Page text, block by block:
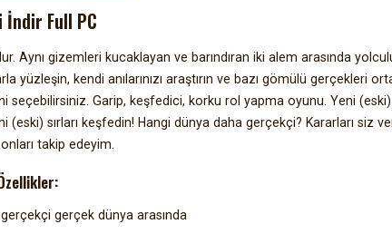
İndir Full PC
Aynı gizemleri kucaklayan ve barındıran iki alem arasında
yüzleşin, kendi anılarınızı araştırın ve bazı gömülü gerçekleri
seçebilirsiniz. Garip, keşfedici, korku rol yapma oyunu. Yeni (eski)
sırları keşfedin! Hangi dünya daha gerçekçi? Kararları siz
takip edeyim.
gerçek dünya arasında